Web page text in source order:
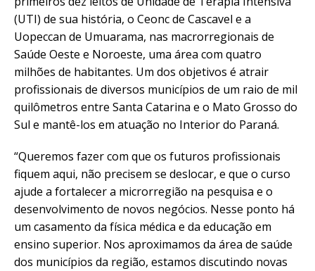
(UTI) de sua história, o Ceonc de Cascavel e a
Uopeccan de Umuarama, nas macrorregionais de
Saúde Oeste e Noroeste, uma área com quatro
milhões de habitantes. Um dos objetivos é atrair
profissionais de diversos municípios de um raio de mil
quilômetros entre Santa Catarina e o Mato Grosso do
Sul e mantê-los em atuação no Interior do Paraná.
“Queremos fazer com que os futuros profissionais
fiquem aqui, não precisem se deslocar, e que o curso
ajude a fortalecer a microrregião na pesquisa e o
desenvolvimento de novos negócios. Nesse ponto há
um casamento da física médica e da educação em
ensino superior. Nos aproximamos da área de saúde
dos municípios da região, estamos discutindo novas